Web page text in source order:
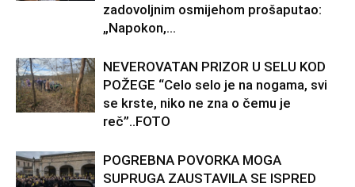
zadovoljnim osmijehom prošaputao:
„Napokon,...
NEVEROVATAN PRIZOR U SELU KOD
POŽEGE “Celo selo je na nogama, svi
se krste, niko ne zna o čemu je
reč”..FOTO
POGREBNA POVORKA MOGA
SUPRUGA ZAUSTAVILA SE ISPRED